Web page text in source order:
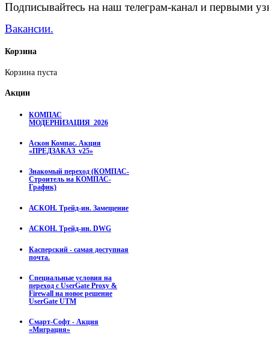
Подписывайтесь на наш телеграм-канал и первыми
Вакансии.
Корзина
Корзина пуста
Акции
КОМПАС
МОДЕРНИЗАЦИЯ_2026
Аскон Компас. Акция
«ПРЕДЗАКАЗ_v25»
Знакомый переход (КОМПАС-
Строитель на КОМПАС-
График)
АСКОН. Трейд-ин. Замещение
АСКОН. Трейд-ин. DWG
Касперский - самая доступная
почта.
Специальные условия на
переход с UserGate Proxy &
Firewall на новое решение
UserGate UTM
Смарт-Софт - Акция
«Миграция»